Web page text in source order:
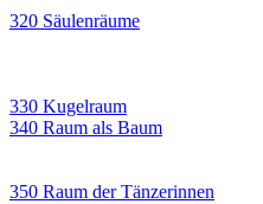
320 Säulenräume
330 Kugelraum
340 Raum als Baum
350 Raum der Tänzerinnen